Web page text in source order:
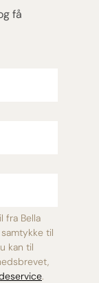
få
fra Bella
til
kan til
.